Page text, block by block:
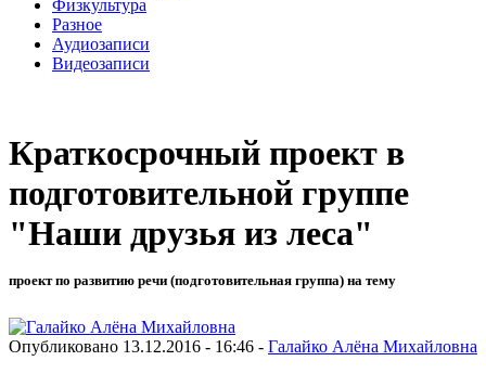
Физкультура
Разное
Аудиозаписи
Видеозаписи
Краткосрочный проект в
подготовительной группе
"Наши друзья из леса"
проект по развитию речи (подготовительная группа) на тему
Опубликовано 13.12.2016 - 16:46 - Галайко Алёна Михайловна